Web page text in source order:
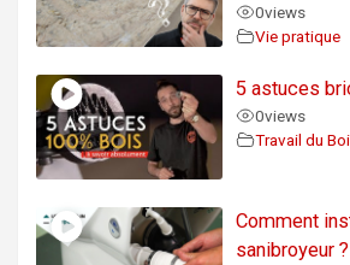
0views
Vie pratique
5 astuces
0views
Travail du
Comment
sanibroyeur ?